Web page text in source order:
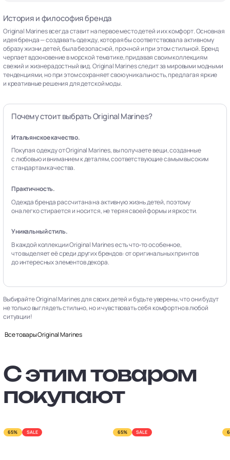
История и философия бренда
Original Marines всегда ставит на первое место детей и их комфорт. Основная
идея бренда — создавать одежду, которая бы соответствовала активному
образу жизни детей, была безопасной, прочной и при этом стильной. Бренд
черпает вдохновение в морской тематике, придавая своим коллекциям
свежий и жизнерадостный вид. Original Marines следит за мировыми модными
тенденциями, но при этом сохраняет свою уникальность, предлагая яркие
и креативные решения для детской моды.
Почему стоит выбрать Original Marines?
Итальянское качество.
Покупая одежду от Original Marines, вы получаете вещи, созданные
с любовью и вниманием к деталям, соответствующие самым высоким
стандартам качества.
Практичность.
Одежда бренда рассчитана на активную жизнь детей, поэтому
она легко стирается и носится, не теряя своей формы и яркости.
Уникальный стиль.
В каждой коллекции Original Marines есть что‑то особенное,
что выделяет её среди других брендов: от оригинальных принтов
до интересных элементов декора.
Выбирайте Original Marines для своих детей и будьте уверены, что они будут
не только выглядеть стильно, но и чувствовать себя комфортно в любой
ситуации!
Все товары Original Marines
С этим товаром
покупают
65% SALE 65% SALE